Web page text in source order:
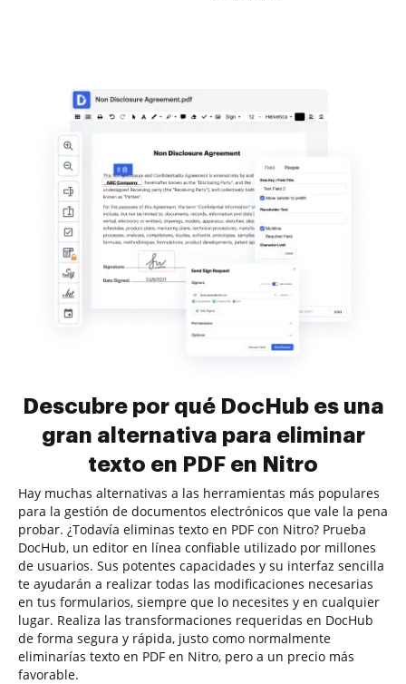
Descubre por qué DocHub es una
gran alternativa para eliminar
texto en PDF en Nitro
Hay muchas alternativas a las herramientas más populares
para la gestión de documentos electrónicos que vale la pena
probar. ¿Todavía eliminas texto en PDF con Nitro? Prueba
DocHub, un editor en línea confiable utilizado por millones
de usuarios. Sus potentes capacidades y su interfaz sencilla
te ayudarán a realizar todas las modificaciones necesarias
en tus formularios, siempre que lo necesites y en cualquier
lugar. Realiza las transformaciones requeridas en DocHub
de forma segura y rápida, justo como normalmente
eliminarías texto en PDF en Nitro, pero a un precio más
favorable.